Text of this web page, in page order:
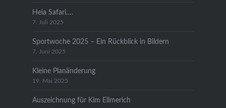
Heia Safari….
7. Juli 2025
Sportwoche 2025 – Ein Rückblick in Bildern
7. Juni 2025
Kleine Planänderung
19. Mai 2025
Auszeichnung für Kim Ellmerich